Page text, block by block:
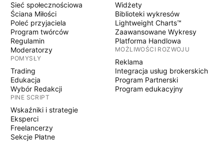
Sieć społecznościowa
Ściana Miłości
Poleć przyjaciela
Program twórców
Regulamin
Moderatorzy
POMYSŁY
Trading
Edukacja
Wybór Redakcji
PINE SCRIPT
Wskaźniki i strategie
Eksperci
Freelancerzy
Sekcje Płatne
Widżety
Biblioteki wykresów
Lightweight Charts™
Zaawansowane Wykresy
Platforma Handlowa
MOŻLIWOŚCI ROZWOJU
Reklama
Integracja usług brokerskich
Program Partnerski
Program edukacyjny